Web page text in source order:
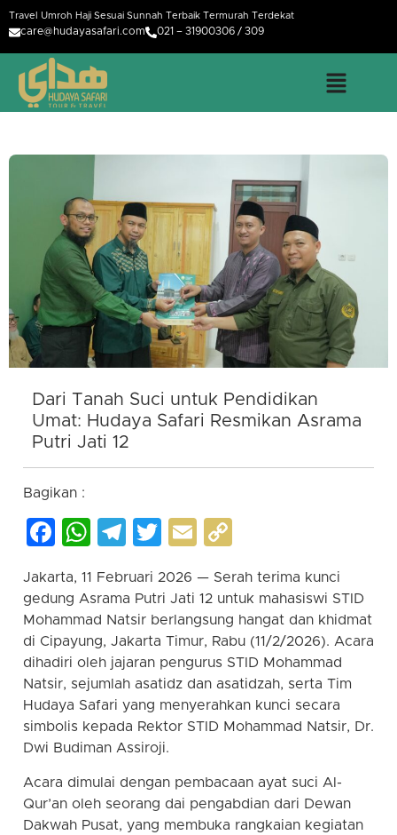
Travel Umroh Haji Sesuai Sunnah Terbaik Termurah Terdekat
care@hudayasafari.com 021 – 31900306 / 309
Dari Tanah Suci untuk Pendidikan
Umat: Hudaya Safari Resmikan Asrama
Putri Jati 12
Bagikan :
Facebook
WhatsApp
Telegram
Twitter
Email
Jakarta, 11 Februari 2026 — Serah terima kunci
gedung Asrama Putri Jati 12 untuk mahasiswi STID
Mohammad Natsir berlangsung hangat dan khidmat
di Cipayung, Jakarta Timur, Rabu (11/2/2026). Acara
dihadiri oleh jajaran pengurus STID Mohammad
Natsir, sejumlah asatidz dan asatidzah, serta Tim
Hudaya Safari yang menyerahkan kunci secara
simbolis kepada Rektor STID Mohammad Natsir, Dr.
Dwi Budiman Assiroji.
Acara dimulai dengan pembacaan ayat suci Al-
Qur’an oleh seorang dai pengabdian dari Dewan
Dakwah Pusat, yang membuka rangkaian kegiatan